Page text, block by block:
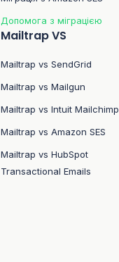
Допомога з міграцією
Mailtrap VS
Mailtrap vs SendGrid
Mailtrap vs Mailgun
Mailtrap vs Intuit Mailchimp
Mailtrap vs Amazon SES
Mailtrap vs HubSpot
Transactional Emails